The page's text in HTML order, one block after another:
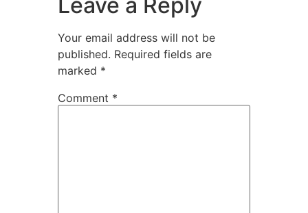
Your email address will not be
published. Required fields are
marked *
Comment *